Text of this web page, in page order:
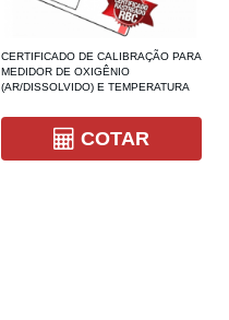
CERTIFICADO DE CALIBRAÇÃO PARA
MEDIDOR DE OXIGÊNIO
(AR/DISSOLVIDO) E TEMPERATURA
COTAR